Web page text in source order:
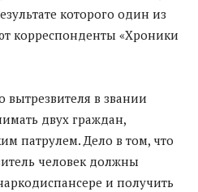
которого один из
корреспонденты «Хроники
вытрезвителя в звании
двух граждан,
патрулем. Дело в том, что
человек должны
и получить